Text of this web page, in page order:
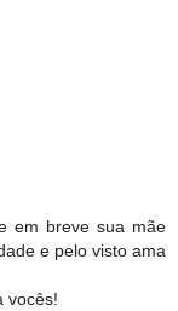
em breve sua mãe
e pelo visto ama
vocês!